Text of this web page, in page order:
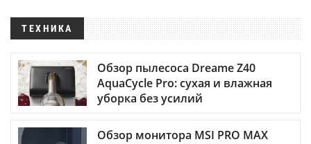
ТЕХНИКА
Обзор пылесоса Dreame Z40
AquaCycle Pro: сухая и влажная
уборка без усилий
Обзор монитора MSI PRO MAX